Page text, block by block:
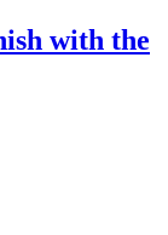
with the